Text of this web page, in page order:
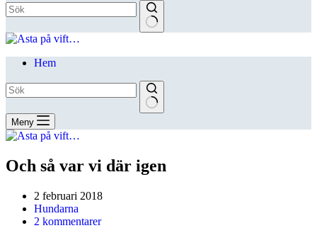
Hem
Meny
Och så var vi där igen
2 februari 2018
Hundarna
2 kommentarer